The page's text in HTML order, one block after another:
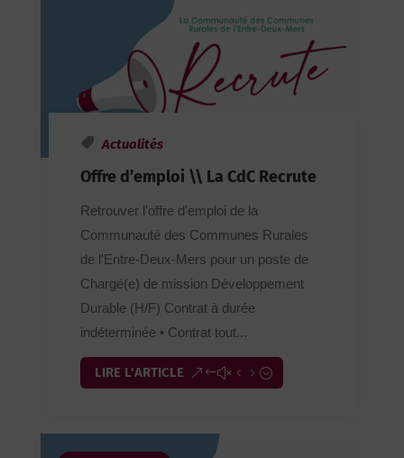
Actualités
Offre d’emploi \\ La CdC Recrute
Retrouver l'offre d'emploi de la
Communauté des Communes Rurales
de l'Entre-Deux-Mers pour un poste de
Chargé(e) de mission Développement
Durable (H/F) Contrat à durée
indéterminée • Contrat tout...
LIRE L'ARTICLE